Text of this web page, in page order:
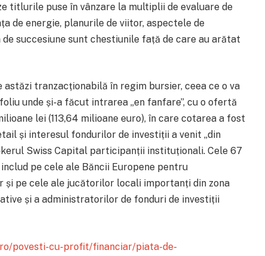
titlurile puse în vânzare la multiplii de evaluare de
de energie, planurile de viitor, aspectele de
succesiune sunt chestiunile față de care au arătat
tranzacționabilă în regim bursier, ceea ce o va
unde și-a făcut intrarea „en fanfare”, cu o ofertă
lei (113,64 milioane euro), în care cotarea a fost
și interesul fondurilor de investiții a venit „din
Swiss Capital participanții instituționali. Cele 67
pe cele ale Băncii Europene pentru
și pe cele ale jucătorilor locali importanți din zona
și a administratorilor de fonduri de investiții
povesti-cu-profit/financiar/piata-de-